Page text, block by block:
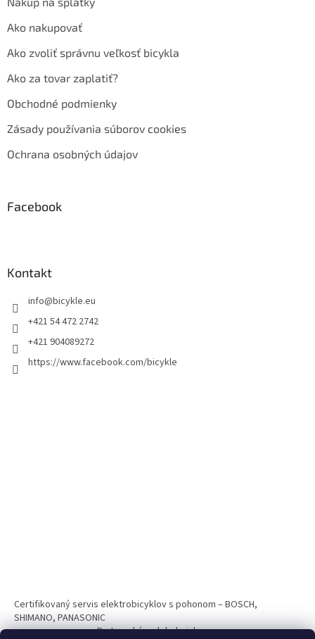
Ako nakupovať
Ako zvoliť správnu veľkosť bicykla
Ako za tovar zaplatiť?
Obchodné podmienky
Zásady používania súborov cookies
Ochrana osobných údajov
Facebook
Kontakt
info@bicykle.eu
+421 54 472 2742
+421 904089272
https://www.facebook.com/bicykle
Certifikovaný servis elektrobicyklov s pohonom – BOSCH,
SHIMANO, PANASONIC
Partnerský web hokejshop.eu